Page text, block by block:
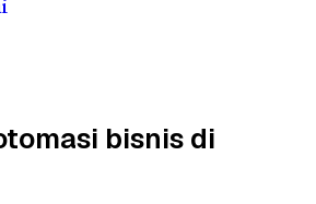
bisnis di